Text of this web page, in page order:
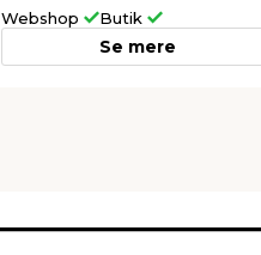
Webshop Butik
Se mere